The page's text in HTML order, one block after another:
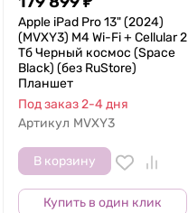
Apple iPad Pro 13" (2024)
(MVXY3) M4 Wi-Fi + Cellular 2
Тб Черный космос (Space
Black) (без RuStore)
Планшет
Под заказ 2-4 дня
Артикул MVXY3
В корзину
Купить в один клик